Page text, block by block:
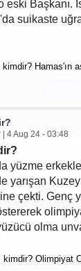
eski Başkanı.
suikaste
| 4 Aug 24 - 03:48
yüzme
yarışan
çekti. Genç
olma